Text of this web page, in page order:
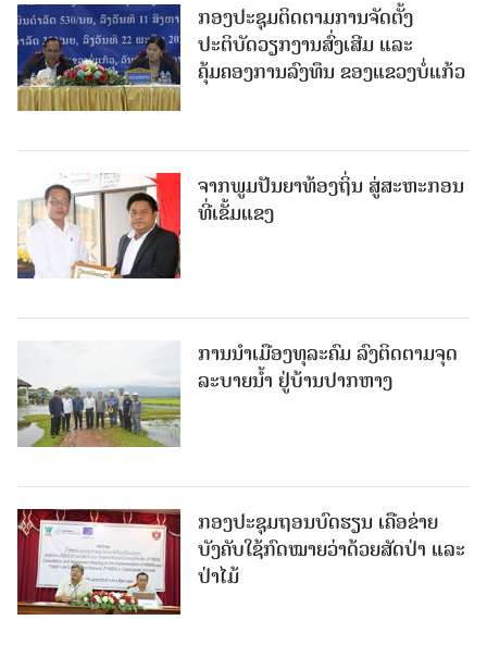
ກອງປະຊຸມຕິດຕາມການຈັດຕັ້ງ
ປະຕິບັດວຽກງານສົ່ງເສີມ ແລະ
ຄຸ້ມຄອງການລົງທຶນ ຂອງແຂວງບໍ່ແກ້ວ
ຈາກພູມປັນຍາທ້ອງຖິ່ນ ສູ່ສະຫະກອນ
ທີ່ເຂັ້ມແຂງ
ການນໍາເມືອງທຸລະຄົມ ລົງຕິດຕາມຈຸດ
ລະບາຍນໍ້າ ຢູ່ບ້ານປາກຫາງ
ກອງປະຊຸມຖອນບົດຮຽນ ເຄືອຂ່າຍ
ບັງຄັບໃຊ້ກົດໝາຍວ່າດ້ວຍສັດປ່າ ແລະ
ປ່າໄມ້